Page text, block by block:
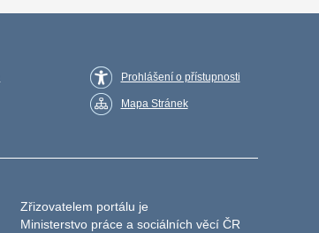
Prohlášení o přístupnosti
Mapa Stránek
Zřizovatelem portálu je
Ministerstvo práce a sociálních věcí ČR